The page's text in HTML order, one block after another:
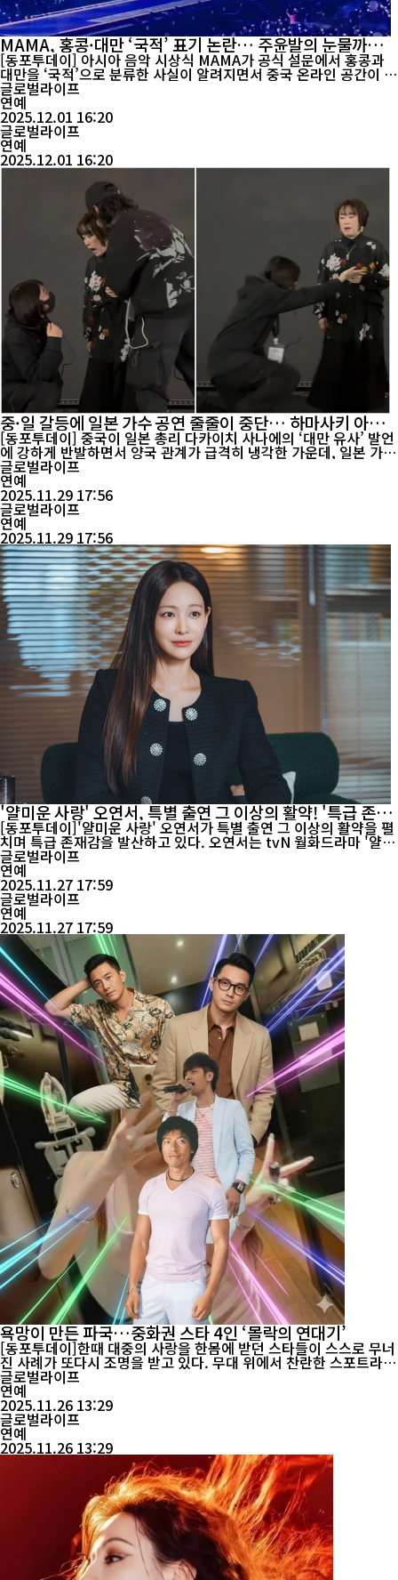
MAMA, 홍콩·대만 ‘국적’ 표기 논란… 주윤발의 눈물까지
온라인서 공방
[동포투데이] 아시아 음악 시상식 MAMA가 공식 설문에서 홍콩과
대만을 ‘국적’으로 분류한 사실이 알려지면서 중국 온라인 공간이 크
게 흔들리고 있다. 홍콩 화재 피해자를 위해 눈물을 흘린 배우 주윤
발(周润发)의 행동까지 조롱의 대상이 되며 논란은 사회적 공감의
문제로 확산됐다. MAMA는 아시아 대중음악을 대표하는 시상식으
로 자리잡았지만, 몇 년 사이 반복된 지리 표기 논란은 여전히 개선
되지 않았다. 중국 ...
글로벌라이프
연예
2025.12.01 16:20
글로벌라이프
연예
2025.12.01 16:20
중·일 갈등에 일본 가수 공연 줄줄이 중단… 하마사키 아유
미 ‘무관중 공연’ 강행
[동포투데이] 중국이 일본 총리 다카이치 사나에의 ‘대만 유사’ 발언
에 강하게 반발하면서 양국 관계가 급격히 냉각한 가운데, 일본 가수
들의 중국 공연이 잇따라 취소되거나 중단되는 상황이 벌어지고 있
다. 28일에는 일본 톱가수 하마사키 아유미의 상하이 콘서트가 하루
전 극적으로 취소된 데 이어, 가수 오오츠키 마키의 공연은 노래 도
중 갑자기 중단돼 현장에서 퇴장하는 일이 발생했...
글로벌라이프
연예
2025.11.29 17:56
글로벌라이프
연예
2025.11.29 17:56
'얄미운 사랑' 오연서, 특별 출연 그 이상의 활약! '특급 존재
감' 발산
[동포투데이]'얄미운 사랑' 오연서가 특별 출연 그 이상의 활약을 펼
치며 특급 존재감을 발산하고 있다. 오연서는 tvN 월화드라마 '얄미
운 사랑'(연출 김가람, 극본 정여랑, 기획∙제작 스튜디오드래곤, 스튜
디오앤뉴, 아티스트컴퍼니)에서 '권세나'역을 맡았다. '권세나'는 자
신의 성공을 위해 연인이었던 임현준(이정재 분)을 매몰차게 외면한
글로벌라이프
연예
2025.11.27 17:59
글로벌라이프
연예
2025.11.27 17:59
욕망이 만든 파국…중화권 스타 4인 ‘몰락의 연대기’
[동포투데이]한때 대중의 사랑을 한몸에 받던 스타들이 스스로 무너
진 사례가 또다시 조명을 받고 있다. 무대 위에서 찬란한 스포트라이
트를 받던 이들은, 욕망을 이기지 못한 일탈로 끝내 명성과 신뢰를
잃었다는 공통점을 남겼다. 중화권 대표 엔터테이너로 꼽히던 로지
샹(羅志祥)은 ‘아시아 댄스킹’이라는 수식어와 예능·음악·드라마를
넘나드는 다재다능함으로 수년간 인기 정점을 누렸다. 그러나 화려
한 커리어 뒤...
글로벌라이프
연예
2025.11.26 13:29
글로벌라이프
연예
2025.11.26 13:29